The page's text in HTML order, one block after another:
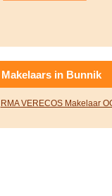
Makelaars in Bunnik
RMA VERECOS Makelaar